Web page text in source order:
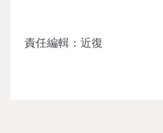
責任編輯：近復